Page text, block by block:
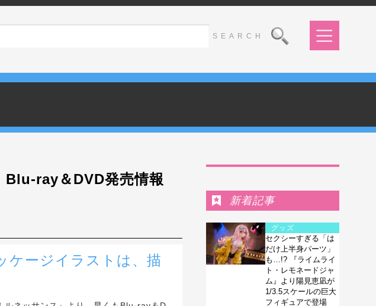
Blu-ray＆DVD発売情報
ケージイラストは、描
新着記事
グッズ
セクシーすぎる「は
だけ上半身パーツ」
も…!? 『ライムライ
ト・レモネードジャ
ム』より陽見恵凪が
1/3.5スケールの巨大
フィギュアで登場